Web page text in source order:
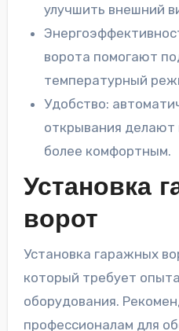
улучшить внешний
ворота помогают
температурный
Удобство:
открывания делают
более комфортным.
Установка
ворот
Установка гаражных
который требует
оборудования.
профессионалам для